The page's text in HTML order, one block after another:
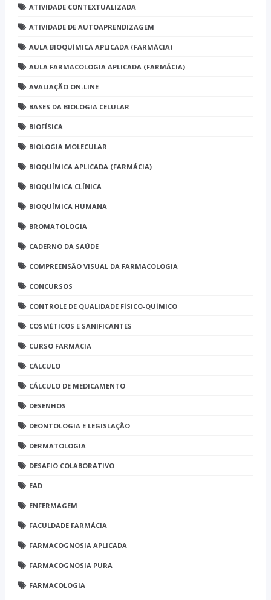
ATIVIDADE CONTEXTUALIZADA
ATIVIDADE DE AUTOAPRENDIZAGEM
AULA BIOQUÍMICA APLICADA (FARMÁCIA)
AULA FARMACOLOGIA APLICADA (FARMÁCIA)
AVALIAÇÃO ON-LINE
BASES DA BIOLOGIA CELULAR
BIOFÍSICA
BIOLOGIA MOLECULAR
BIOQUÍMICA APLICADA (FARMÁCIA)
BIOQUÍMICA CLÍNICA
BIOQUÍMICA HUMANA
BROMATOLOGIA
CADERNO DA SAÚDE
COMPREENSÃO VISUAL DA FARMACOLOGIA
CONCURSOS
CONTROLE DE QUALIDADE FÍSICO-QUÍMICO
COSMÉTICOS E SANIFICANTES
CURSO FARMÁCIA
CÁLCULO
CÁLCULO DE MEDICAMENTO
DESENHOS
DEONTOLOGIA E LEGISLAÇÃO
DERMATOLOGIA
DESAFIO COLABORATIVO
EAD
ENFERMAGEM
FACULDADE FARMÁCIA
FARMACOGNOSIA APLICADA
FARMACOGNOSIA PURA
FARMACOLOGIA